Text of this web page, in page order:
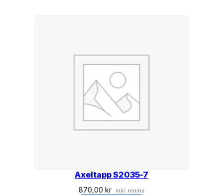
Axeltapp S2035-7
870,00 kr inkl. moms